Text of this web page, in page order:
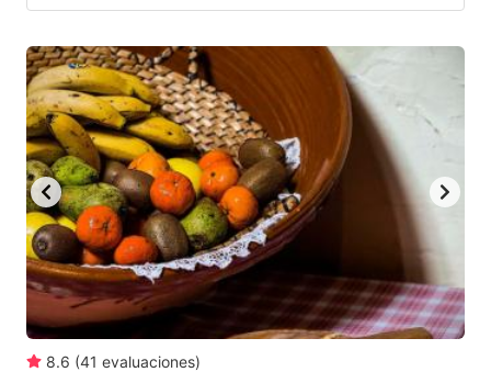
8.6 (41 evaluaciones)